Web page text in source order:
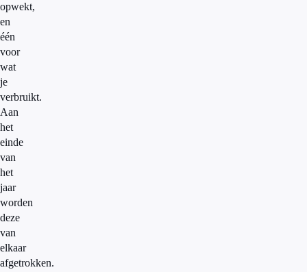
opwekt,
en
één
voor
wat
je
verbruikt.
Aan
het
einde
van
het
jaar
worden
deze
van
elkaar
afgetrokken.